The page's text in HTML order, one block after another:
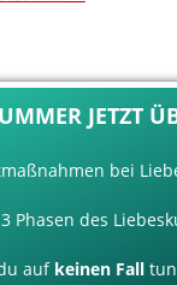
JETZT
bei
Phasen des
auf keinen Falltun